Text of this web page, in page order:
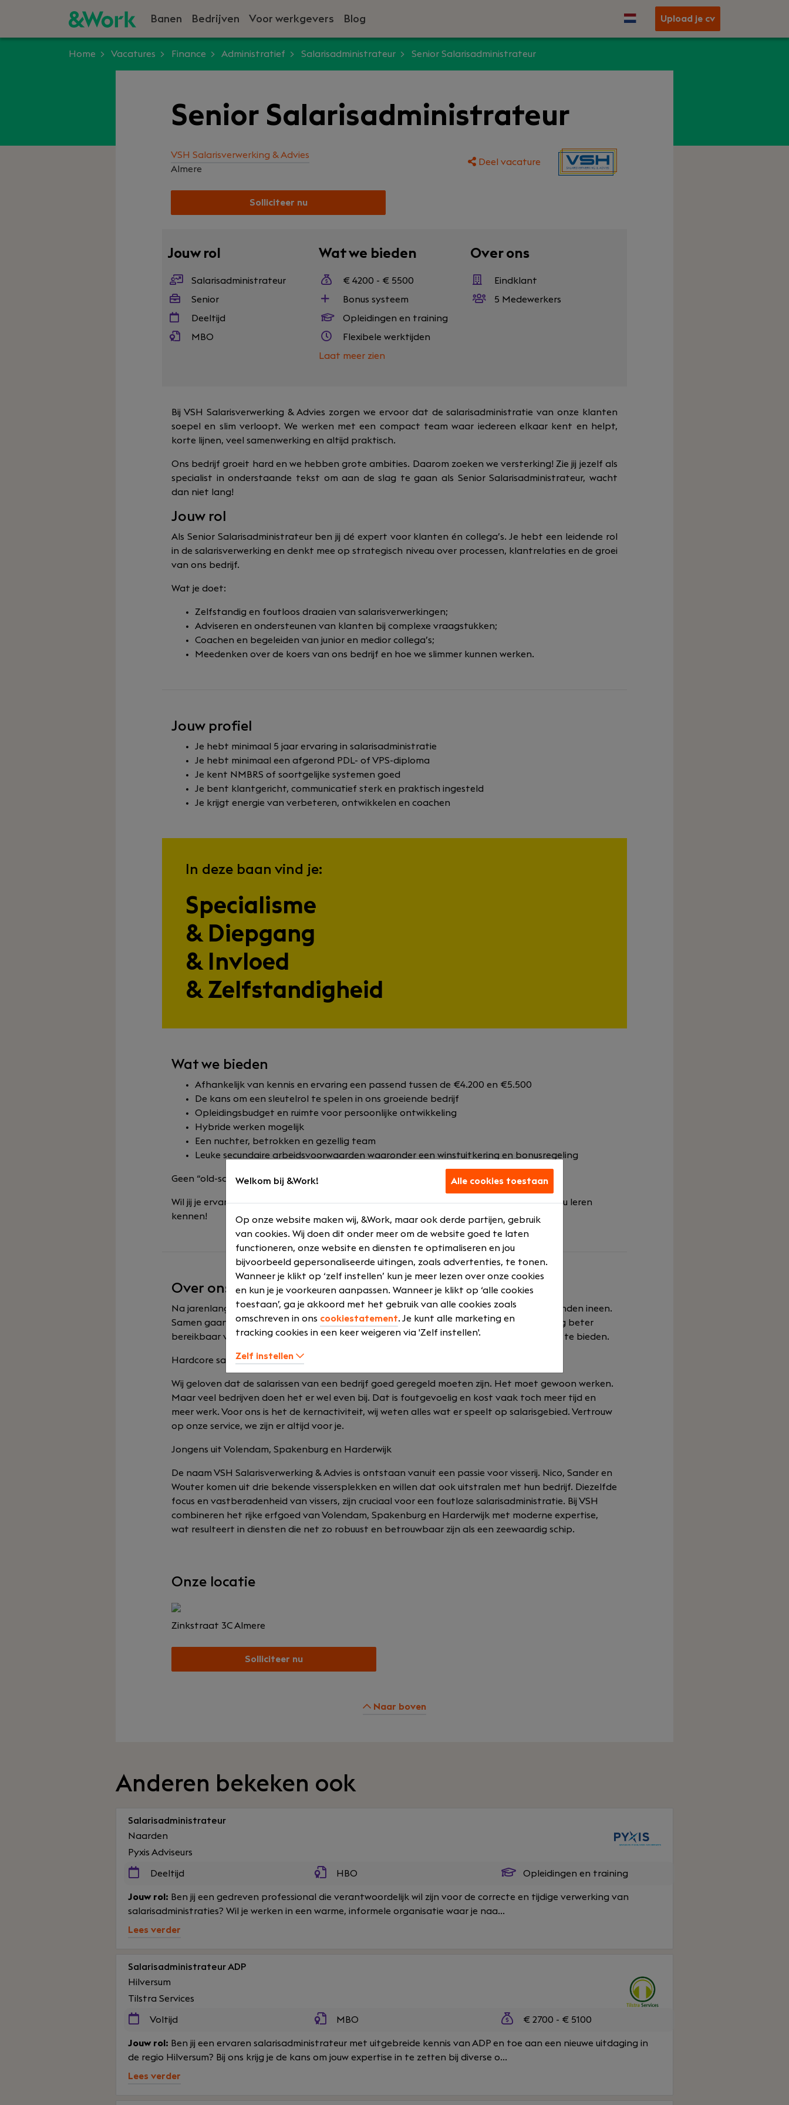
Banen Bedrijven Voor werkgevers Blog Upload je cv
Home Vacatures Finance Administratief Salarisadministrateur Senior Salarisadministrateur
Senior Salarisadministrateur
VSH Salarisverwerking & Advies
Almere
Deel vacature
Solliciteer nu
Jouw rol
Salarisadministrateur
Senior
Deeltijd
MBO
Wat we bieden
€ 4200 - € 5500
Bonus systeem
Opleidingen en training
Flexibele werktijden
Laat meer zien
Over ons
Eindklant
5 Medewerkers
Bij VSH Salarisverwerking & Advies zorgen we ervoor dat de salarisadministratie van onze klanten
soepel en slim verloopt. We werken met een compact team waar iedereen elkaar kent en helpt,
korte lijnen, veel samenwerking en altijd praktisch.
Ons bedrijf groeit hard en we hebben grote ambities. Daarom zoeken we versterking! Zie jij jezelf als
specialist in onderstaande tekst om aan de slag te gaan als Senior Salarisadministrateur, wacht
dan niet lang!
Jouw rol
Als Senior Salarisadministrateur ben jij dé expert voor klanten én collega’s. Je hebt een leidende rol
in de salarisverwerking en denkt mee op strategisch niveau over processen, klantrelaties en de groei
van ons bedrijf.
Wat je doet:
Zelfstandig en foutloos draaien van salarisverwerkingen;
Adviseren en ondersteunen van klanten bij complexe vraagstukken;
Coachen en begeleiden van junior en medior collega’s;
Meedenken over de koers van ons bedrijf en hoe we slimmer kunnen werken.
Jouw profiel
Je hebt minimaal 5 jaar ervaring in salarisadministratie
Je hebt minimaal een afgerond PDL- of VPS-diploma
Je kent NMBRS of soortgelijke systemen goed
Je bent klantgericht, communicatief sterk en praktisch ingesteld
Je krijgt energie van verbeteren, ontwikkelen en coachen
In deze baan vind je:
Specialisme
& Diepgang
& Invloed
& Zelfstandigheid
Wat we bieden
Afhankelijk van kennis en ervaring een passend tussen de €4.200 en €5.500
De kans om een sleutelrol te spelen in ons groeiende bedrijf
Opleidingsbudget en ruimte voor persoonlijke ontwikkeling
Hybride werken mogelijk
Een nuchter, betrokken en gezellig team
Leuke secundaire arbeidsvoorwaarden waaronder een winstuitkering en bonusregeling
Geen “old-school” tijdschrijven voor iedere 6 minuten
Wil jij je ervaring inzetten én invloed hebben op de groei van ons bedrijf? Dan willen wij jou leren
kennen!
Over ons
Na jarenlang werken en freelancen, slaan salarisexperts Nico, Sander en Wouter hun handen ineen.
Samen gaan ze verder als VSH Salarisverwerking & Advies. Als compagnons zijn ze nu nog beter
bereikbaar voor hun klanten en vullen ze elkaar aan om zo full-service salarisverwerking te bieden.
Hardcore salarisverwerking
Wij geloven dat de salarissen van een bedrijf goed geregeld moeten zijn. Het moet gewoon werken.
Maar veel bedrijven doen het er wel even bij. Dat is foutgevoelig en kost vaak toch meer tijd en
meer werk. Voor ons is het de kernactiviteit, wij weten alles wat er speelt op salarisgebied. Vertrouw
op onze service, we zijn er altijd voor je.
Jongens uit Volendam, Spakenburg en Harderwijk
De naam VSH Salarisverwerking & Advies is ontstaan vanuit een passie voor visserij. Nico, Sander en
Wouter komen uit drie bekende vissersplekken en willen dat ook uitstralen met hun bedrijf. Diezelfde
focus en vastberadenheid van vissers, zijn cruciaal voor een foutloze salarisadministratie. Bij VSH
combineren het rijke erfgoed van Volendam, Spakenburg en Harderwijk met moderne expertise,
wat resulteert in diensten die net zo robuust en betrouwbaar zijn als een zeewaardig schip.
Onze locatie
Zinkstraat 3CAlmere
Solliciteer nu
Naar boven
Anderen bekeken ook
Salarisadministrateur
Naarden
Pyxis Adviseurs
Deeltijd HBO Opleidingen en training
Jouw rol: Ben jij een gedreven professional die verantwoordelijk wil zijn voor de correcte en tijdige verwerking van
salarisadministraties? Wil je werken in een warme, informele organisatie waar je naa...
Lees verder
Salarisadministrateur ADP
Hilversum
Tilstra Services
Voltijd MBO € 2700 - € 5100
Jouw rol: Ben jij een ervaren salarisadministrateur met uitgebreide kennis van ADP en toe aan een nieuwe uitdaging in
de regio Hilversum? Bij ons krijg je de kans om jouw expertise in te zetten bij diverse o...
Lees verder
Welkom bij &Work! Alle cookies toestaan
Op onze website maken wij, &Work, maar ook derde partijen, gebruik
van cookies. Wij doen dit onder meer om de website goed te laten
functioneren, onze website en diensten te optimaliseren en jou
bijvoorbeeld gepersonaliseerde uitingen, zoals advertenties, te tonen.
Wanneer je klikt op ‘zelf instellen’ kun je meer lezen over onze cookies
en kun je je voorkeuren aanpassen. Wanneer je klikt op ‘alle cookies
toestaan’, ga je akkoord met het gebruik van alle cookies zoals
omschreven in ons cookiestatement. Je kunt alle marketing en
tracking cookies in een keer weigeren via 'Zelf instellen'.
Zelf instellen